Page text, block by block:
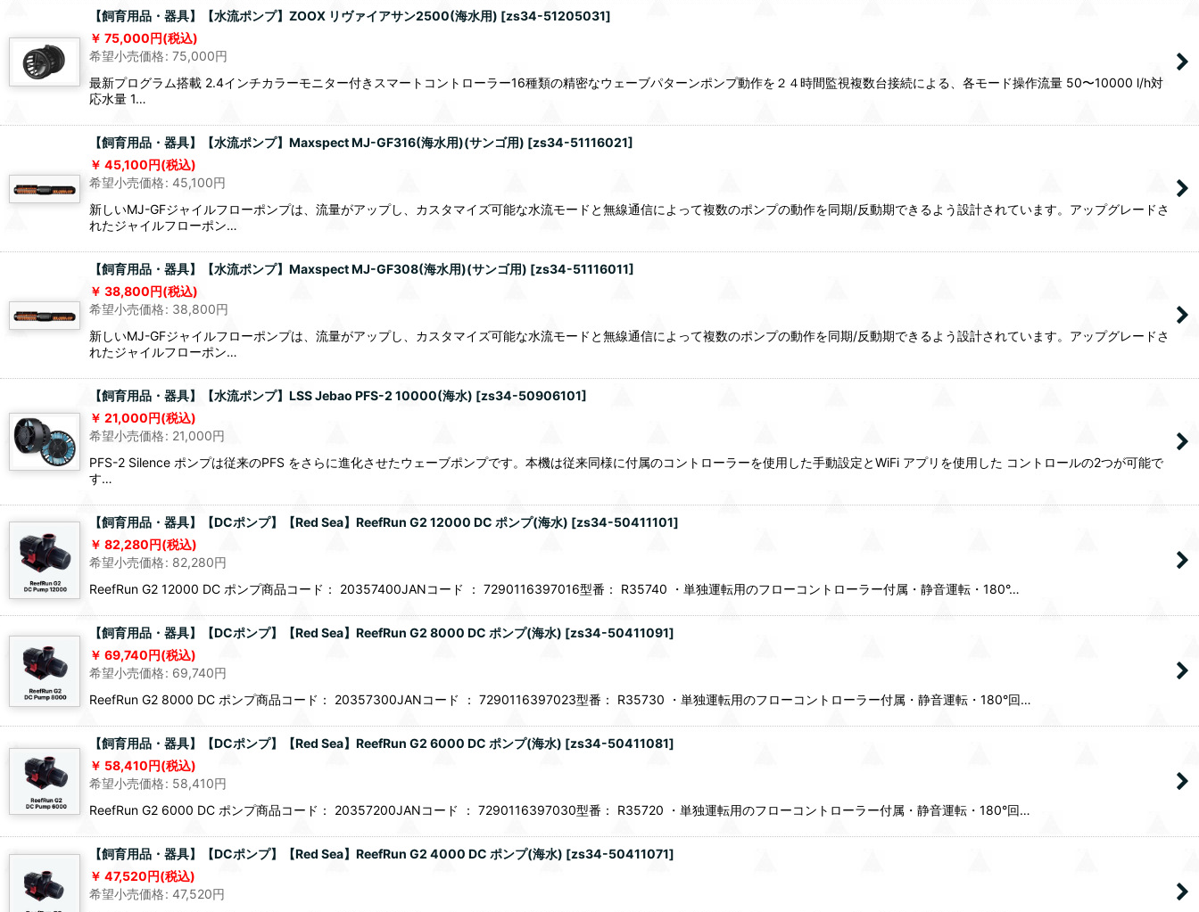
【飼育用品・器具】【水流ポンプ】ZOOX リヴァイアサン2500(海水用) [zs34-51205031]
75,000円(税込)
希望小売価格: 75,000円
最新プログラム搭載 2.4インチカラーモニター付きスマートコントローラー16種類の精密なウェーブパターンポンプ動作を２４時間監視複数台接続による、各モード操作流量 50〜10000 l/h対
応水量 1…
【飼育用品・器具】【水流ポンプ】Maxspect MJ-GF316(海水用)(サンゴ用) [zs34-51116021]
45,100円(税込)
希望小売価格: 45,100円
新しいMJ-GFジャイルフローポンプは、流量がアップし、カスタマイズ可能な水流モードと無線通信によって複数のポンプの動作を同期/反動期できるよう設計されています。アップグレードさ
れたジャイルフローポン…
【飼育用品・器具】【水流ポンプ】Maxspect MJ-GF308(海水用)(サンゴ用) [zs34-51116011]
38,800円(税込)
希望小売価格: 38,800円
新しいMJ-GFジャイルフローポンプは、流量がアップし、カスタマイズ可能な水流モードと無線通信によって複数のポンプの動作を同期/反動期できるよう設計されています。アップグレードさ
れたジャイルフローポン…
【飼育用品・器具】【水流ポンプ】LSS Jebao PFS-2 10000(海水) [zs34-50906101]
21,000円(税込)
希望小売価格: 21,000円
PFS-2 Silence ポンプは従来のPFS をさらに進化させたウェーブポンプです。本機は従来同様に付属のコントローラーを使用した手動設定とWiFi アプリを使用した コントロールの2つが可能で
す…
【飼育用品・器具】【DCポンプ】【Red Sea】ReefRun G2 12000 DC ポンプ(海水) [zs34-50411101]
82,280円(税込)
希望小売価格: 82,280円
ReefRun G2 12000 DC ポンプ商品コード： 20357400JANコード ： 7290116397016型番： R35740 ・単独運転用のフローコントローラー付属・静音運転・180°…
【飼育用品・器具】【DCポンプ】【Red Sea】ReefRun G2 8000 DC ポンプ(海水) [zs34-50411091]
69,740円(税込)
希望小売価格: 69,740円
ReefRun G2 8000 DC ポンプ商品コード： 20357300JANコード ： 7290116397023型番： R35730 ・単独運転用のフローコントローラー付属・静音運転・180°回…
【飼育用品・器具】【DCポンプ】【Red Sea】ReefRun G2 6000 DC ポンプ(海水) [zs34-50411081]
58,410円(税込)
希望小売価格: 58,410円
ReefRun G2 6000 DC ポンプ商品コード： 20357200JANコード ： 7290116397030型番： R35720 ・単独運転用のフローコントローラー付属・静音運転・180°回…
【飼育用品・器具】【DCポンプ】【Red Sea】ReefRun G2 4000 DC ポンプ(海水) [zs34-50411071]
47,520円(税込)
希望小売価格: 47,520円